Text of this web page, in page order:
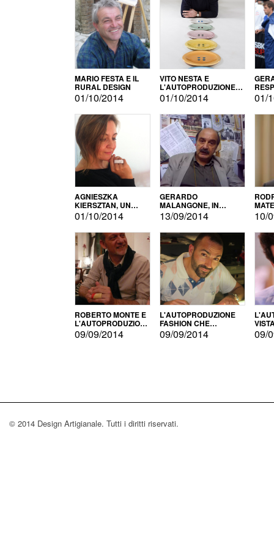
MARIO FESTA E IL
RURAL DESIGN
01/10/2014
VITO NESTA E
L'AUTOPRODUZIONE
COME RECUPERO DEI
SIMBOLI
01/10/2014 01/
AGNIESZKA
KIERSZTAN, UN
MODELLO DI
AUTOPRODUZIONE
01/10/2014
GERARDO
MALANGONE, IN
GIURIA PER IL
CONCORSO
LETTERARIO
13/09/2014 10/
ROBERTO MONTE E
L'AUTOPRODUZIONE
CON IL CENSIMENTO
09/09/2014
L'AUTOPRODUZIONE
FASHION CHE
CONQUISTA GLI USA
09/09/2014 09/
© 2014 Design Artigianale. Tutti i diritti riservati.